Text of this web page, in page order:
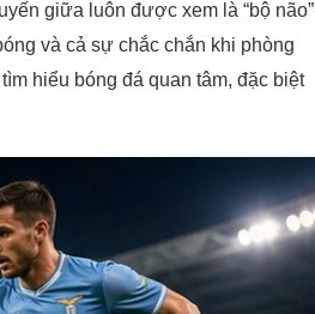
giữa luôn được xem là “bộ não”
và cả sự chắc chắn khi phòng
hiểu bóng đá quan tâm, đặc biệt